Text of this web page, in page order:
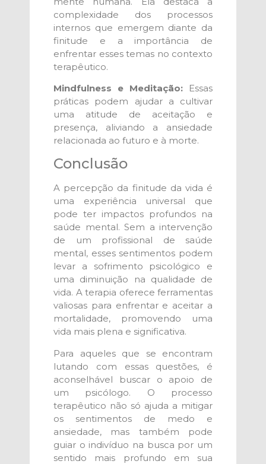
complexidade dos processos
internos que emergem diante da
finitude e a importância de
enfrentar esses temas no contexto
terapêutico.
Mindfulness e Meditação: Essas
práticas podem ajudar a cultivar
uma atitude de aceitação e
presença, aliviando a ansiedade
relacionada ao futuro e à morte.
Conclusão
A percepção da finitude da vida é
uma experiência universal que
pode ter impactos profundos na
saúde mental. Sem a intervenção
de um profissional de saúde
mental, esses sentimentos podem
levar a sofrimento psicológico e
uma diminuição na qualidade de
vida. A terapia oferece ferramentas
valiosas para enfrentar e aceitar a
mortalidade, promovendo uma
vida mais plena e significativa.
Para aqueles que se encontram
lutando com essas questões, é
aconselhável buscar o apoio de
um psicólogo. O processo
terapêutico não só ajuda a mitigar
os sentimentos de medo e
ansiedade, mas também pode
guiar o indivíduo na busca por um
sentido mais profundo em sua